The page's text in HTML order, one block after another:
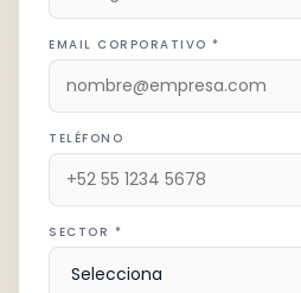
EMAIL CORPORATIVO *
TELÉFONO
SECTOR *